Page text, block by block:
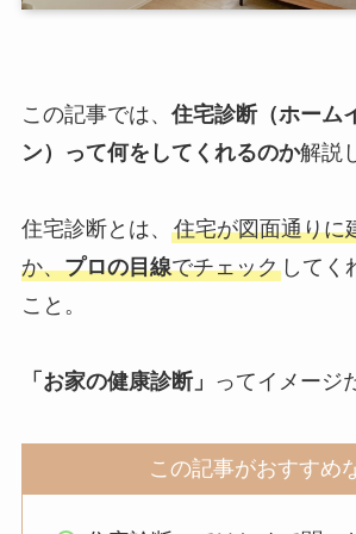
この記事では、 住宅診断（ホーム
ン）って何をしてくれるのか解説
住宅診断とは、 住宅が図面通りに
か、プロの目線でチェックしてく
こと。
「お家の健康診断」 ってイメージ
この記事がおすすめ